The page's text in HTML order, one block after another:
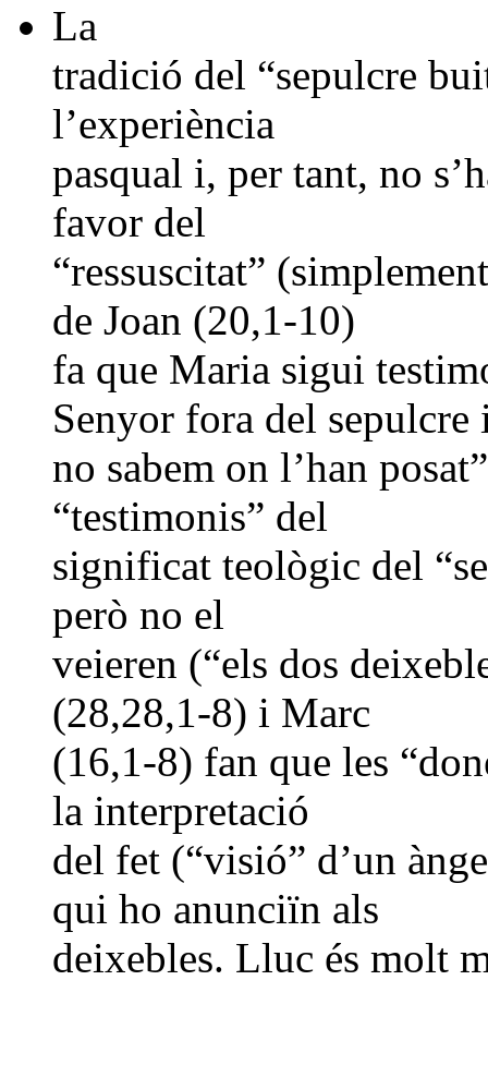
La
tradició del “sepulcre
l’experiència
pasqual i, per tant, no
favor del
“ressuscitat”
de Joan (20,1-10)
fa que Maria sigui
Senyor fora del sepulcre
no sabem on l’han
“testimonis” del
significat teològic del
però no el
veieren (“els dos
(28,28,1-8) i Marc
(16,1-8) fan que les
la interpretació
del fet (“visió” d’un
qui ho anunciïn als
deixebles. Lluc és molt